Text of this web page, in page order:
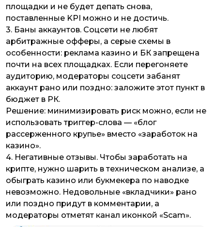
площадки и не будет депать снова,
поставленные KPI можно и не достичь.
3. Баны аккаунтов. Соцсети не любят
арбитражные офферы, а серые схемы в
особенности: реклама казино и БК запрещена
почти на всех площадках. Если перегоняете
аудиторию, модераторы соцсети забанят
аккаунт рано или поздно: заложите этот пункт в
бюджет в РК.
Решение: минимизировать риск можно, если не
использовать триггер-слова — «блог
рассерженного крупье» вместо «заработок на
казино».
4. Негативные отзывы. Чтобы заработать на
крипте, нужно шарить в техническом анализе, а
обыграть казино или букмекера по наводке
невозможно. Недовольные «вкладчики» рано
или поздно придут в комментарии, а
модераторы отметят канал иконкой «Scam».